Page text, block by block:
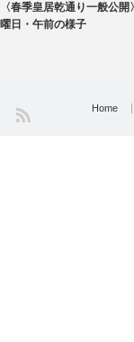
文化
〈春季皇居乾通り一般公開
曜日・午前の様子
Home